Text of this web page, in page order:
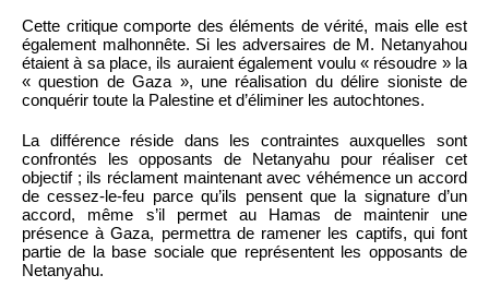
Cette critique comporte des éléments de vérité, mais elle est
également malhonnête. Si les adversaires de M. Netanyahou
étaient à sa place, ils auraient également voulu « résoudre » la
« question de Gaza », une réalisation du délire sioniste de
conquérir toute la Palestine et d’éliminer les autochtones.
La différence réside dans les contraintes auxquelles sont
confrontés les opposants de Netanyahu pour réaliser cet
objectif ; ils réclament maintenant avec véhémence un accord
de cessez-le-feu parce qu’ils pensent que la signature d’un
accord, même s’il permet au Hamas de maintenir une
présence à Gaza, permettra de ramener les captifs, qui font
partie de la base sociale que représentent les opposants de
Netanyahu.